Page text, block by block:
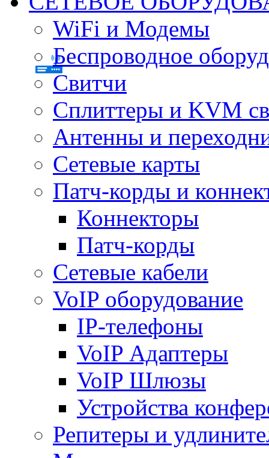
WiFi и Модемы
Беспроводное
Свитчи
Сплиттеры и KVM
Антенны и
Сетевые карты
Патч-корды и
Коннекторы
Патч-корды
Сетевые кабели
VoIP оборудование
IP-телефоны
VoIP Адаптеры
VoIP Шлюзы
Устройства
Репитеры и